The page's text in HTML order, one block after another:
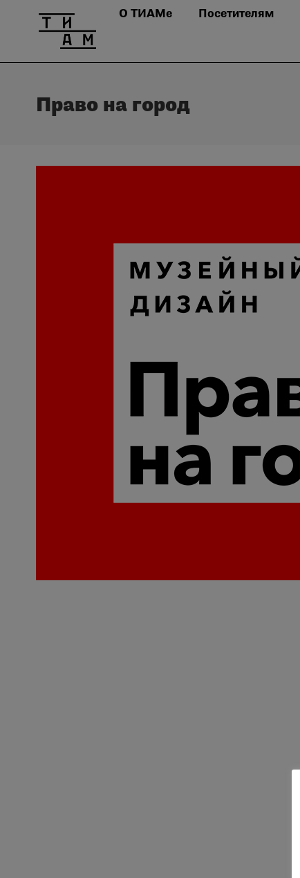
О ТИАМе Посетителям
Право на город